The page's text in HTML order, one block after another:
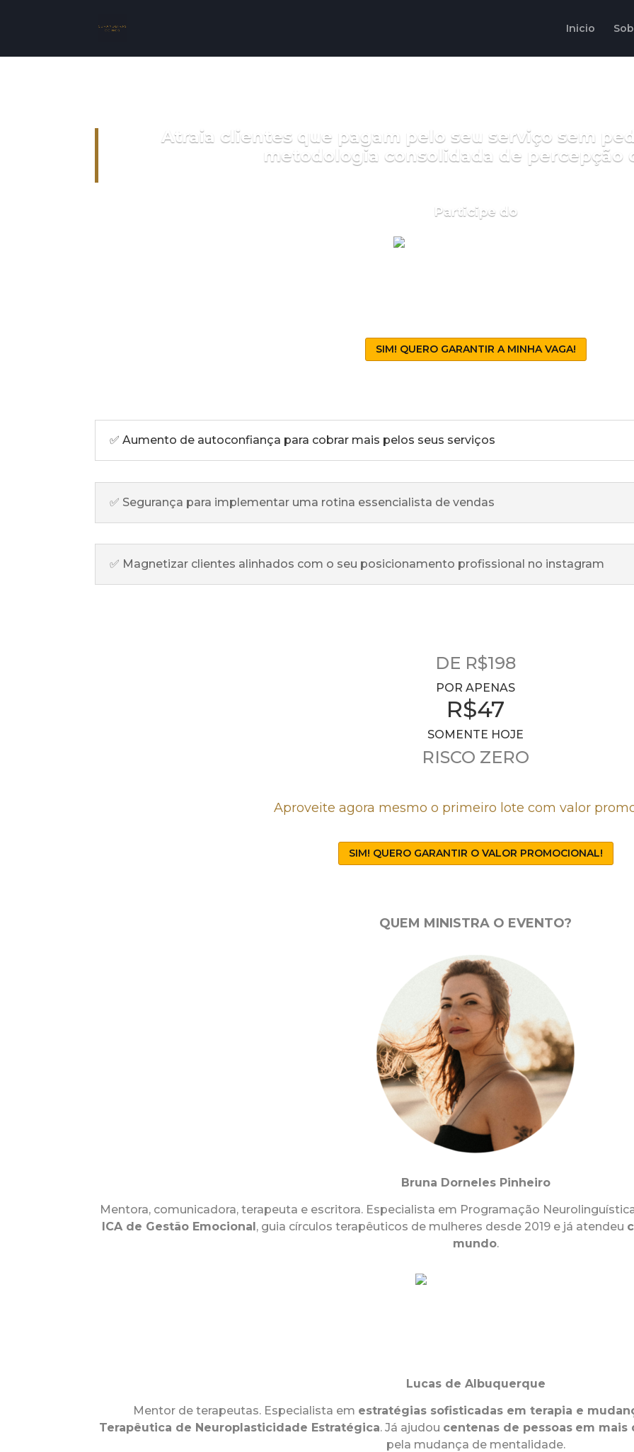
Inicio
Atraia clientes que pagam pelo seu serviço sem
metodologia consolidada de percepção
Participe do
SIM! QUERO GARANTIR A MINHA VAGA!
✅ Aumento de autoconfiança para cobrar mais pelos seus serviços
✅ Segurança para implementar uma rotina essencialista de vendas
✅ Magnetizar clientes alinhados com o seu posicionamento profissional no instagram
DE R$198
POR APENAS
R$47
SOMENTE HOJE
RISCO ZERO
Aproveite agora mesmo o primeiro lote com valor
SIM! QUERO GARANTIR O VALOR PROMOCIONAL!
QUEM MINISTRA O EVENTO?
Bruna Dorneles Pinheiro
Mentora, comunicadora, terapeuta e escritora. Especialista em Programação
ICA de Gestão Emocional , guia círculos terapêuticos de mulheres desde 2019 e já atendeu
mundo.
Lucas de Albuquerque
Mentor de terapeutas. Especialista em estratégias sofisticadas em terapia e
Terapêutica de Neuroplasticidade Estratégica. Já ajudou centenas de pessoas em mais
pela mudança de mentalidade.